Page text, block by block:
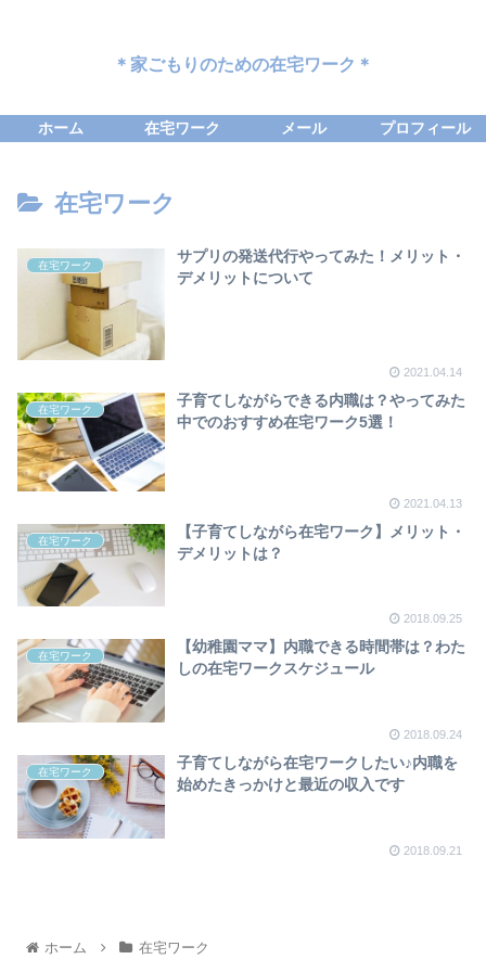
＊家ごもりのための在宅ワーク＊
ホーム 在宅ワーク メール プロフィール
在宅ワーク
在宅ワーク
サプリの発送代行やってみた！メリット・
デメリットについて
2021.04.14
在宅ワーク
子育てしながらできる内職は？やってみた
中でのおすすめ在宅ワーク5選！
2021.04.13
在宅ワーク
【子育てしながら在宅ワーク】メリット・
デメリットは？
2018.09.25
在宅ワーク
【幼稚園ママ】内職できる時間帯は？わた
しの在宅ワークスケジュール
2018.09.24
在宅ワーク
子育てしながら在宅ワークしたい♪内職を
始めたきっかけと最近の収入です
2018.09.21
ホーム 在宅ワーク